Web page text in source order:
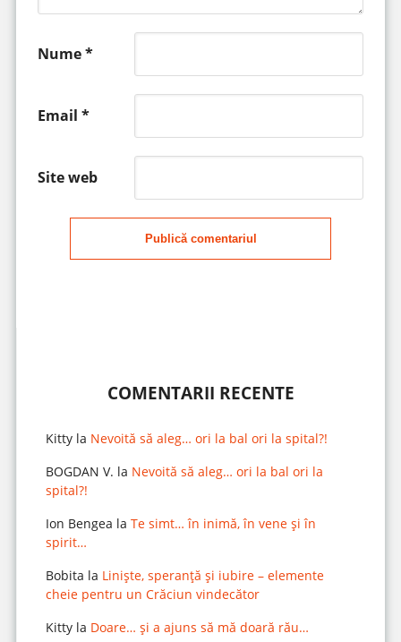
Nume*
Email *
Site web
Publică comentariul
COMENTARII RECENTE
Kittyla Nevoită să aleg… ori la bal ori la spital?!
BOGDAN V. la Nevoită să aleg… ori la bal ori la
spital?!
Ion Bengea la Te simt… în inimă, în vene și în
spirit…
Bobita la Liniște, speranță și iubire – elemente
cheie pentru un Crăciun vindecător
Kittyla Doare… și a ajuns să mă doară rău…